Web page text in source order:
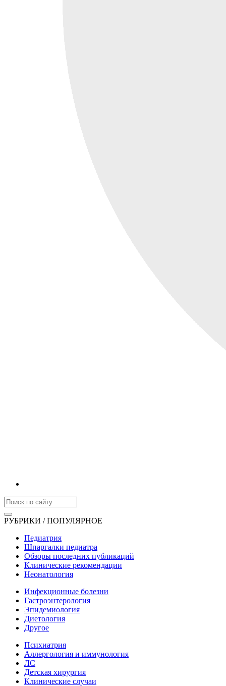
РУБРИКИ / ПОПУЛЯРНОЕ
Педиатрия
Шпаргалки педиатра
Обзоры последних публикаций
Клинические рекомендации
Неонатология
Инфекционные болезни
Гастроэнтерология
Эпидемиология
Диетология
Другое
Психиатрия
Аллергология и иммунология
ЛС
Детская хирургия
Клинические случаи